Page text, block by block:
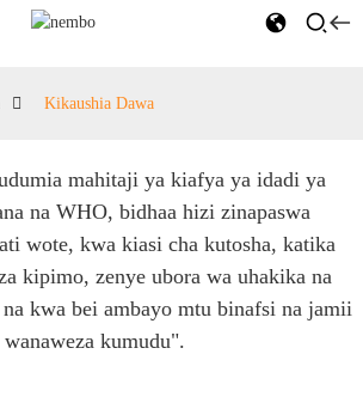
Kikaushia Dawa
mahitaji ya kiafya ya idadi ya
na WHO, bidhaa hizi zinapaswa
wote, kwa kiasi cha kutosha, katika
kipimo, zenye ubora wa uhakika na
kwa bei ambayo mtu binafsi na jamii
wanaweza kumudu".